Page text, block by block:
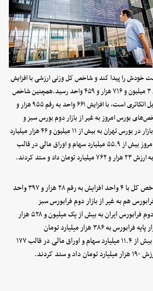
خودش را پیدا کند و شاخص کل وزنی ارزشی با افزایش
۲ هزار و ۵۰۳ واحد به رقم ۳ میلیون و ۷۱۶ هزار و ۴۵۹ واحد رسید.همچنین شاخص
کل هم وزن که شاخص قابل اتکا‌تری است، با افزایش ۶۶۱ واحد به رقم ۹۵۵ هزار و
بورس امروز به غیر از بازار دوم بورس سبز و
افزایشی شدند.ارزش روز بازار در بورس تهران به بیش از ۱۱ میلیون و ۴۶ هزار میلیارد
تومان رسید.معامله‌گران امروز بیش از ۵۵.۹ میلیارد سهام و اوراق مالی در قالب
در فرابورس ایران هم شاخص کل با ۴ واحد افزایش به رقم ۲۸ هزار و ۳۹۷ واحد
هم به غیر از بازار دوم فرابورس سبز
شدند.ارزش بازار اول و دوم فرابورس ایران به بیش از یک میلیون و ۵۲۸ هزار
میلیارد تومان و ارزش بازار پایه فرابورس به ۳۸۶ هزار میلیارد تومان
رسید.معامله‌گران امروز بیش از ۱۱.۴ میلیارد سهام و اوراق مالی در قالب ۱۷۷
کردند.